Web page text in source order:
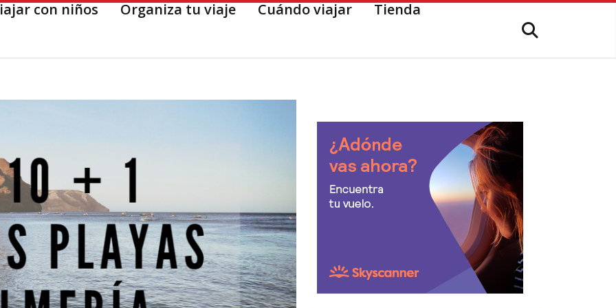
con niños Organiza tu viaje Cuándo viajar Tienda